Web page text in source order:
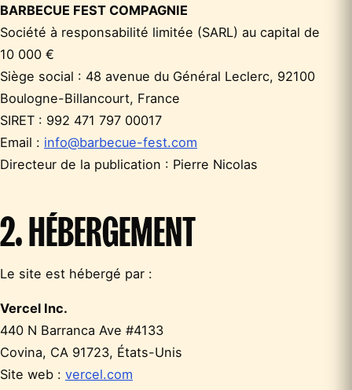
BARBECUE FEST COMPAGNIE
Société à responsabilité limitée (SARL) au capital de
10 000 €
Siège social : 48 avenue du Général Leclerc, 92100
Boulogne-Billancourt, France
SIRET : 992 471 797 00017
Email : info@barbecue-fest.com
Directeur de la publication : Pierre Nicolas
2. HÉBERGEMENT
Le site est hébergé par :
Vercel Inc.
440 N Barranca Ave #4133
Covina, CA 91723, États-Unis
Site web : vercel.com